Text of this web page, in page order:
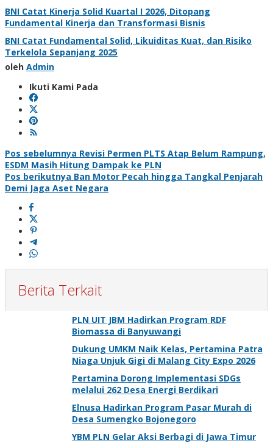
BNI Catat Kinerja Solid Kuartal I 2026, Ditopang
Fundamental Kinerja dan Transformasi Bisnis
BNI Catat Fundamental Solid, Likuiditas Kuat, dan Risiko
Terkelola Sepanjang 2025
oleh Admin
Ikuti Kami Pada
Navigasi
pos
Pos sebelumnya Revisi Permen PLTS Atap Belum Rampung,
ESDM Masih Hitung Dampak ke PLN
Pos berikutnya Ban Motor Pecah hingga Tangkal Penjarah
Demi Jaga Aset Negara
Berita Terkait
PLN UIT JBM Hadirkan Program RDF
Biomassa di Banyuwangi
Dukung UMKM Naik Kelas, Pertamina Patra
Niaga Unjuk Gigi di Malang City Expo 2026
Pertamina Dorong Implementasi SDGs
melalui 262 Desa Energi Berdikari
Elnusa Hadirkan Program Pasar Murah di
Desa Sumengko Bojonegoro
YBM PLN Gelar Aksi Berbagi di Jawa Timur